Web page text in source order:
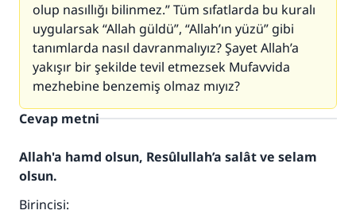
olup nasıllığı bilinmez.” Tüm sıfatlarda bu kuralı
uygularsak “Allah güldü”, “Allah’ın yüzü” gibi
tanımlarda nasıl davranmalıyız? Şayet Allah’a
yakışır bir şekilde tevil etmezsek Mufavvida
mezhebine benzemiş olmaz mıyız?
Cevap metni
Allah'a hamd olsun, Resûlullah’a salât ve selam
olsun.
Birincisi: